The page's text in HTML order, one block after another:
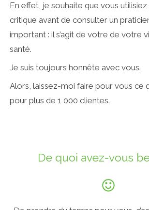
En effet, je souhaite que vous
critique avant de consulter un
important : il s’agit de votre de votre
santé.
Je suis toujours honnête avec vous.
Alors, laissez-moi faire pour vous ce
pour plus de 1 000 clientes.
De quoi avez-vous